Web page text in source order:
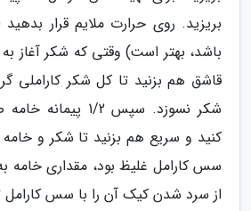
بریزید. روی حرارت ملایم قرار
باشد، بهتر است) وقتی که شکر آغاز
قاشق هم بزنید تا کل شکر کاراملی
شکر نسوزد. سپس 1/2
کنید و سریع هم بزنید تا شکر و
سس کارامل غلیظ بود، مقداری خامه
از سرد شدن کیک آن را با سس کارامل